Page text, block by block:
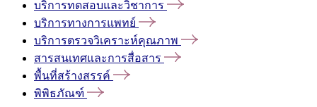
บริการทดสอบและวิชาการ
บริการทางการแพทย์
บริการตรวจวิเคราะห์คุณภาพ
สารสนเทศและการสื่อสาร
พื้นที่สร้างสรรค์
พิพิธภัณฑ์